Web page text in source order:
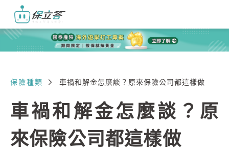
保險種類 車禍和解金怎麼談？原來保險公司都這樣做
車禍和解金怎麼談？原
來保險公司都這樣做